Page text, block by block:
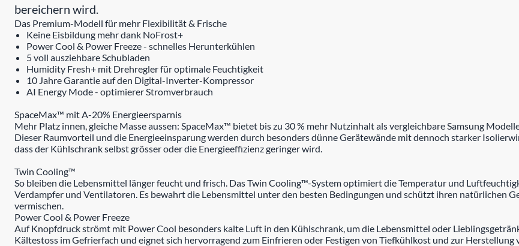
bereichern wird.
Das Premium-Modell für mehr Flexibilität & Frische
Keine Eisbildung mehr dank NoFrost+
Power Cool & Power Freeze - schnelles Herunterkühlen
5 voll ausziehbare Schubladen
Humidity Fresh+ mit Drehregler für optimale Feuchtigkeit
10 Jahre Garantie auf den Digital-Inverter-Kompressor
AI Energy Mode - optimierer Stromverbrauch
SpaceMax™ mit A-20% Energieersparnis
Mehr Platz innen, gleiche Masse aussen: SpaceMax™ bietet bis zu 30 % mehr Nutzinhalt als vergleichbare Samsung
Dieser Raumvorteil und die Energieeinsparung werden durch besonders dünne Gerätewände mit dennoch starker
dass der Kühlschrank selbst grösser oder die Energieeffizienz geringer wird.
Twin Cooling™
So bleiben die Lebensmittel länger feucht und frisch. Das Twin Cooling™-System optimiert die Temperatur und
Verdampfer und Ventilatoren. Es bewahrt die Lebensmittel unter den besten Bedingungen und schützt ihren natürlichen
vermischen.
Power Cool & Power Freeze
Auf Knopfdruck strömt mit Power Cool besonders kalte Luft in den Kühlschrank, um die Lebensmittel oder
Kältestoss im Gefrierfach und eignet sich hervorragend zum Einfrieren oder Festigen von Tiefkühlkost und zur Herstellung